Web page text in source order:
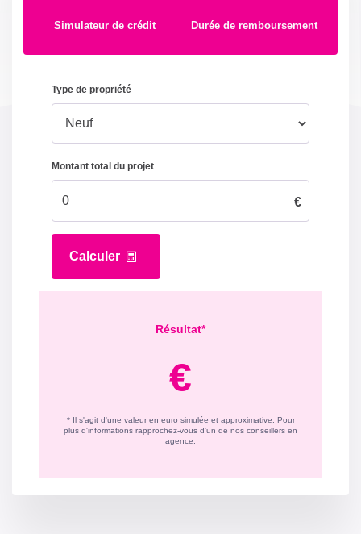
Simulateur de crédit Durée de remboursement